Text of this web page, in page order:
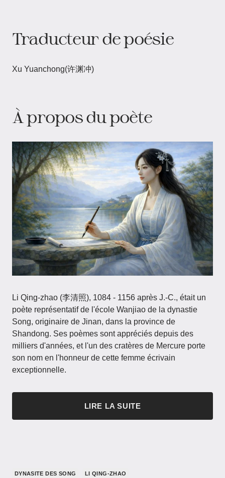
Traducteur de poésie
Xu Yuanchong(许渊冲)
À propos du poète
Li Qing-zhao (李清照), 1084 - 1156 après J.-C., était un
poète représentatif de l'école Wanjiao de la dynastie
Song, originaire de Jinan, dans la province de
Shandong. Ses poèmes sont appréciés depuis des
milliers d'années, et l'un des cratères de Mercure porte
son nom en l'honneur de cette femme écrivain
exceptionnelle.
LIRE LA SUITE
DYNASITE DES SONG LI QING-ZHAO